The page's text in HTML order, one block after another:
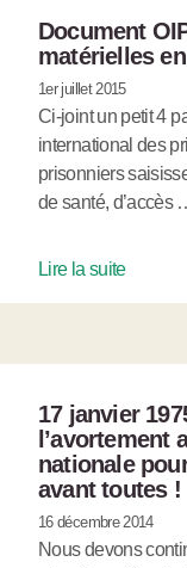
Document
matérielles
1er juillet 2015
Ci-joint un petit 4
international des
prisonniers
de santé, d’accès
Lire la suite
17 janvier
l’avortement
nationale
avant toutes !
16 décembre 2014
Nous devons